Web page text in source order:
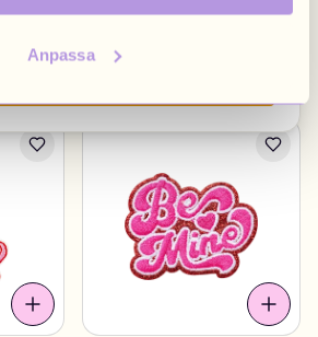
Anpassa